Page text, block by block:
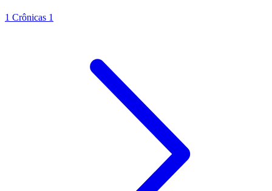
1 Crônicas 1